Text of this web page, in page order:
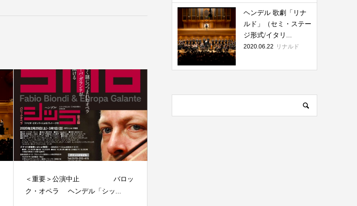
＜重要＞公演中止 バロッ
ク・オペラ ヘンデル「シッ...
ヘンデル 歌劇「リナ
ルド」（セミ・ステー
ジ形式/イタリ...
2020.06.22 リナルド